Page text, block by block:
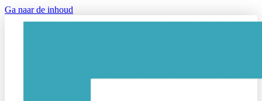
Ga naar de inhoud